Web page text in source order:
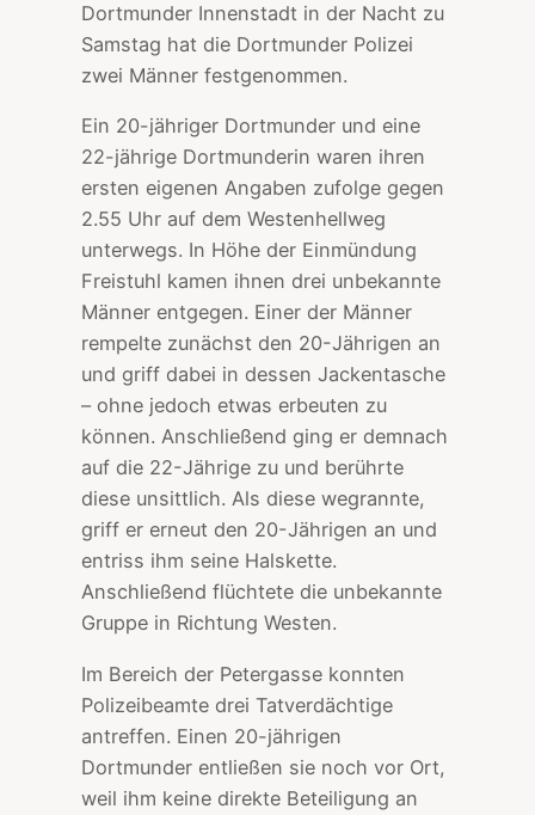
Dortmunder Innenstadt in der Nacht zu
Samstag hat die Dortmunder Polizei
zwei Männer festgenommen.
Ein 20-jähriger Dortmunder und eine
22-jährige Dortmunderin waren ihren
ersten eigenen Angaben zufolge gegen
2.55 Uhr auf dem Westenhellweg
unterwegs. In Höhe der Einmündung
Freistuhl kamen ihnen drei unbekannte
Männer entgegen. Einer der Männer
rempelte zunächst den 20-Jährigen an
und griff dabei in dessen Jackentasche
– ohne jedoch etwas erbeuten zu
können. Anschließend ging er demnach
auf die 22-Jährige zu und berührte
diese unsittlich. Als diese wegrannte,
griff er erneut den 20-Jährigen an und
entriss ihm seine Halskette.
Anschließend flüchtete die unbekannte
Gruppe in Richtung Westen.
Im Bereich der Petergasse konnten
Polizeibeamte drei Tatverdächtige
antreffen. Einen 20-jährigen
Dortmunder entließen sie noch vor Ort,
weil ihm keine direkte Beteiligung an